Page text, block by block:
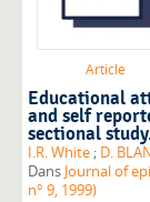
Article
Educational
and self
sectional
I.R. White ; D.
Dans Journal of
n° 9, 1999)